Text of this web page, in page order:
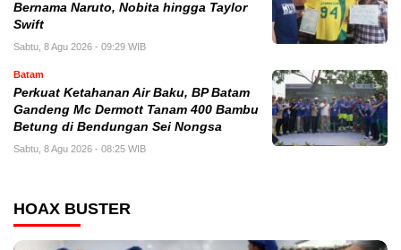
Bernama Naruto, Nobita hingga Taylor
Swift
Sabtu, 8 Agu 2026 - 09:29 WIB
Batam
Perkuat Ketahanan Air Baku, BP Batam
Gandeng Mc Dermott Tanam 400 Bambu
Betung di Bendungan Sei Nongsa
Sabtu, 8 Agu 2026 - 08:25 WIB
HOAX BUSTER